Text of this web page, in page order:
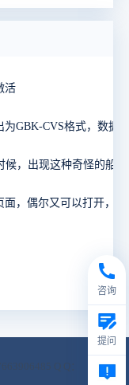
活
咨询
提问